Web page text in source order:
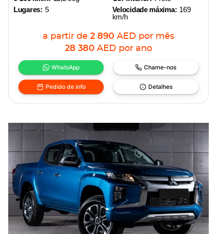
Lugares: 5
Velocidade máxima: 169
km/h
a partir de 2 890 AED por mês
28 380 AED por ano
WhatsApp Chame-nos
Pedido de info Detalhes